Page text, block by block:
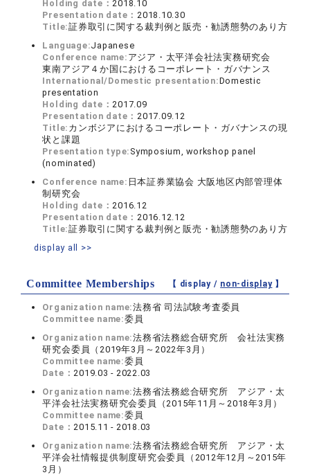
Holding date：2018.10
Presentation date：2018.10.30
Title:証券取引に関する裁判例と販売・勧誘態勢のあり方
Language:Japanese
Conference name: アジア・太平洋会社法実務研究会
東南アジア４か国におけるコーポレート・ガバナンス
International/Domestic presentation:Domestic
presentation
Holding date：2017.09
Presentation date：2017.09.12
Title: カンボジアにおけるコーポレート・ガバナンスの現
状と課題
Presentation type: Symposium, workshop panel
(nominated)
Conference name: 日本証券業協会 大阪地区内部管理体
制研究会
Holding date：2016.12
Presentation date：2016.12.12
Title:証券取引に関する裁判例と販売・勧誘態勢のあり方
display all >>
Committee Memberships 【 display / non-display】
Organization name:法務省 司法試験考査委員
Committee name:委員
Organization name:法務省法務総合研究所 会社法実務
研究会委員（2019年3月～2022年3月）
Committee name:委員
Date：2019.03 - 2022.03
Organization name:法務省法務総合研究所 アジア・太
平洋会社法実務研究会委員（2015年11月～2018年3月）
Committee name:委員
Date：2015.11 - 2018.03
Organization name:法務省法務総合研究所 アジア・太
平洋会社情報提供制度研究会委員（2012年12月～2015年
3月）